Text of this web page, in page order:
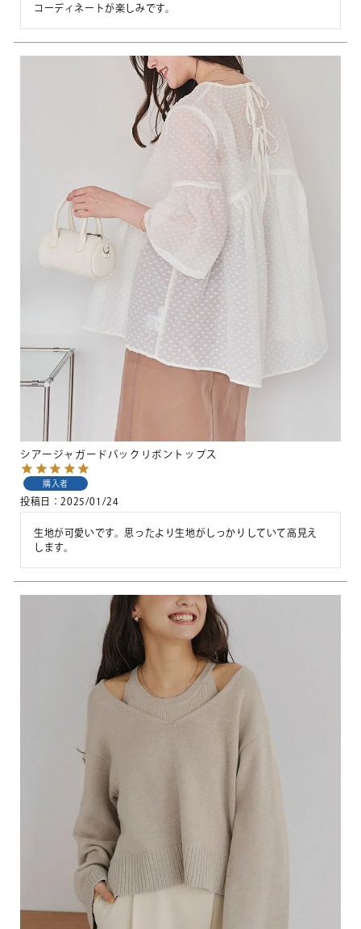
コーディネートが楽しみです。
シアージャガードバックリボントップス
購入者
投稿日 2025/01/24
生地が可愛いです。思ったより生地がしっかりしていて高見え
します。